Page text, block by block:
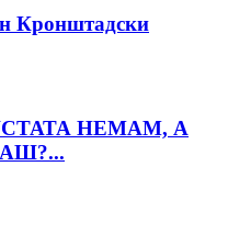
Кронштадски
НЕМАМ, А